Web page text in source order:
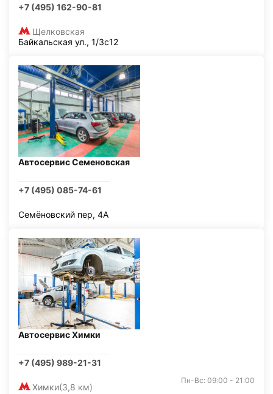
+7 (495) 162-90-81
Щелковская
Байкальская ул., 1/3с12
Автосервис Семеновская
+7 (495) 085-74-61
Семёновский пер, 4А
Автосервис Химки
+7 (495) 989-21-31
Химки(3,8 км)
Пн-Вс: 09:00 - 21:00